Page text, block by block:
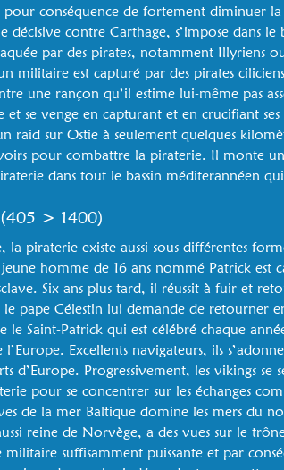
pour conséquence de fortement diminuer
contre Carthage, s’impose dans
par des pirates, notamment Illyriens
militaire est capturé par des pirates
une rançon qu’il estime lui-même pas
se venge en capturant et en crucifiant ses
raid sur Ostie à seulement quelques
pour combattre la piraterie. Il monte
dans tout le bassin méditerannéen
> 1400)
la piraterie existe aussi sous différentes
homme de 16 ans nommé Patrick est
Six ans plus tard, il réussit à fuir et
pape Célestin lui demande de retourner
le Saint-Patrick qui est célébré chaque
Excellents navigateurs, ils
d’Europe. Progressivement, les vikings se
pour se concentrer sur les échanges
de la mer Baltique domine les mers du
reine de Norvège, a des vues sur le
militaire suffisamment puissante et par